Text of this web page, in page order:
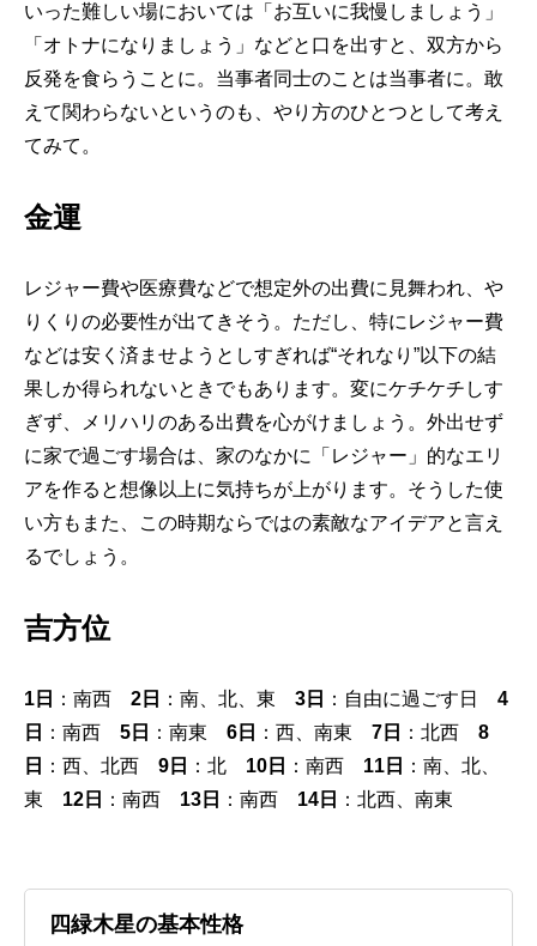
いった難しい場においては「お互いに我慢しましょう」
「オトナになりましょう」などと口を出すと、双方から
反発を食らうことに。当事者同士のことは当事者に。敢
えて関わらないというのも、やり方のひとつとして考え
てみて。
金運
レジャー費や医療費などで想定外の出費に見舞われ、や
りくりの必要性が出てきそう。ただし、特にレジャー費
などは安く済ませようとしすぎれば“それなり”以下の結
果しか得られないときでもあります。変にケチケチしす
ぎず、メリハリのある出費を心がけましょう。外出せず
に家で過ごす場合は、家のなかに「レジャー」的なエリ
アを作ると想像以上に気持ちが上がります。そうした使
い方もまた、この時期ならではの素敵なアイデアと言え
るでしょう。
吉方位
1日 ：南西 2日 ：南、北、東 3日 ：自由に過ごす日 4
日
：南西 5日 ：南東 6日 ：西、南東 7日 ：北西 8
日
：西、北西 9日 ：北 10日 ：南西 11日
：南、北、
東 12日 ：南西 13日 ：南西 14日 ：北西、南東
四緑木星の基本性格